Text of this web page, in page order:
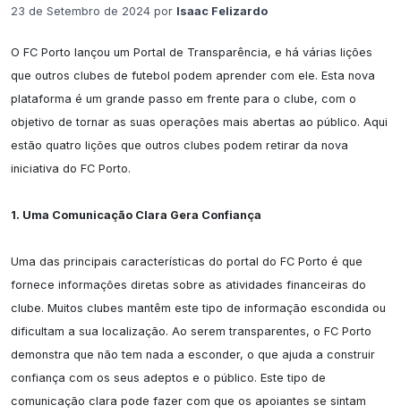
23 de Setembro de 2024 por Isaac Felizardo
O FC Porto lançou um Portal de Transparência, e há várias lições
que outros clubes de futebol podem aprender com ele. Esta nova
plataforma é um grande passo em frente para o clube, com o
objetivo de tornar as suas operações mais abertas ao público. Aqui
estão quatro lições que outros clubes podem retirar da nova
iniciativa do FC Porto.
1. Uma Comunicação Clara Gera Confiança
Uma das principais características do portal do FC Porto é que
fornece informações diretas sobre as atividades financeiras do
clube. Muitos clubes mantêm este tipo de informação escondida ou
dificultam a sua localização. Ao serem transparentes, o FC Porto
demonstra que não tem nada a esconder, o que ajuda a construir
confiança com os seus adeptos e o público. Este tipo de
comunicação clara pode fazer com que os apoiantes se sintam